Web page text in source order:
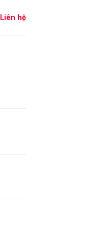
Liên hệ